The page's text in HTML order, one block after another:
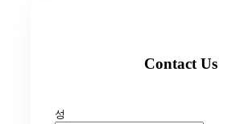
Contact Us
성